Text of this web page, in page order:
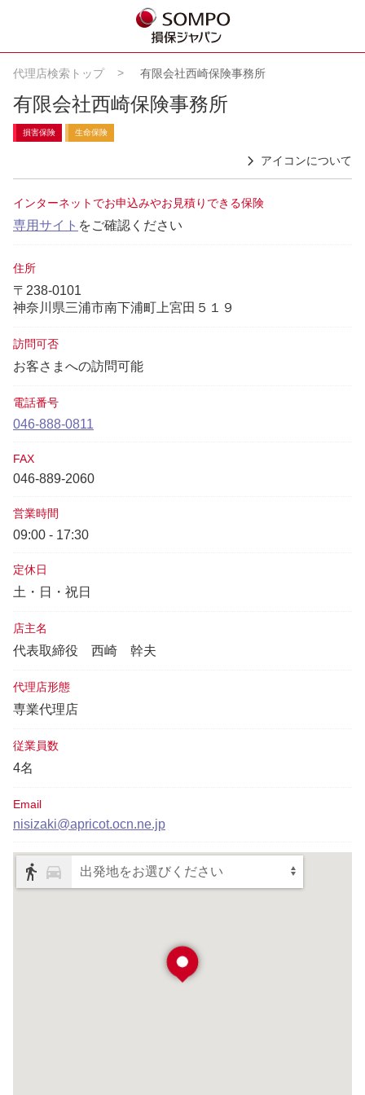
代理店検索トップ 有限会社西崎保険事務所
有限会社西崎保険事務所
損害保険 生命保険
アイコンについて
インターネットでお申込みやお見積りできる保険
専用サイト をご確認ください
住所
〒238-0101
神奈川県三浦市南下浦町上宮田５１９
訪問可否
お客さまへの訪問可能
電話番号
046-888-0811
FAX
046-889-2060
営業時間
09:00 - 17:30
定休日
土・日・祝日
店主名
代表取締役 西崎 幹夫
代理店形態
専業代理店
従業員数
4名
Email
nisizaki@apricot.ocn.ne.jp
出発地をお選びください